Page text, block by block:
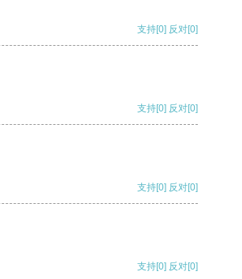
支持[0] 反对[0]
支持[0] 反对[0]
支持[0] 反对[0]
支持[0] 反对[0]